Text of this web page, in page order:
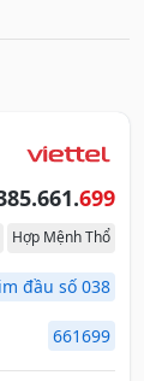
699
Hợp Mệnh Thổ
đầu số 038
661699